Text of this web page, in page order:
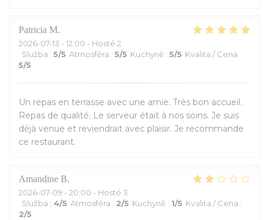
Patricia M
2026-07-13 - 12:00 - Hosté 2
Služba : 5/5 Atmosféra : 5/5 Kuchyně : 5/5 Kvalita / Cena :
5/5
Un repas en terrasse avec une amie. Très bon accueil.
Repas de qualité. Le serveur était à nos soins. Je suis
déjà venue et reviendrait avec plaisir. Je recommande
ce restaurant.
Amandine B
2026-07-09 - 20:00 - Hosté 3
Služba : 4/5 Atmosféra : 2/5 Kuchyně : 1/5 Kvalita / Cena :
2/5